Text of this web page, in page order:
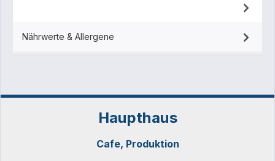
Nährwerte & Allergene
Haupthaus
Cafe, Produktion